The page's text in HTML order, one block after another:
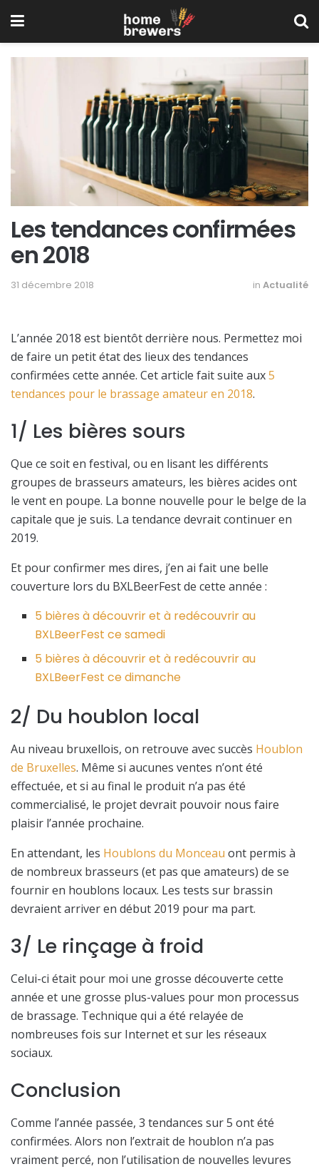
Les tendances confirmées
en 2018
31 décembre 2018 in Actualité
L’année 2018 est bientôt derrière nous. Permettez moi
de faire un petit état des lieux des tendances
confirmées cette année. Cet article fait suite aux5
tendances pour le brassage amateur en 2018.
1/ Les bières sours
Que ce soit en festival, ou en lisant les différents
groupes de brasseurs amateurs, les bières acides ont
le vent en poupe. La bonne nouvelle pour le belge de la
capitale que je suis. La tendance devrait continuer en
2019.
Et pour confirmer mes dires, j’en ai fait une belle
couverture lors du BXLBeerFest de cette année :
5 bières à découvrir et à redécouvrir au
BXLBeerFest ce samedi
5 bières à découvrir et à redécouvrir au
BXLBeerFest ce dimanche
2/ Du houblon local
Au niveau bruxellois, on retrouve avec succès Houblon
de Bruxelles. Même si aucunes ventes n’ont été
effectuée, et si au final le produit n’a pas été
commercialisé, le projet devrait pouvoir nous faire
plaisir l’année prochaine.
En attendant, les Houblons du Monceau ont permis à
de nombreux brasseurs (et pas que amateurs) de se
fournir en houblons locaux. Les tests sur brassin
devraient arriver en début 2019 pour ma part.
3/ Le rinçage à froid
Celui-ci était pour moi une grosse découverte cette
année et une grosse plus-values pour mon processus
de brassage. Technique qui a été relayée de
nombreuses fois sur Internet et sur les réseaux
sociaux.
Conclusion
Comme l’année passée, 3 tendances sur 5 ont été
confirmées. Alors non l’extrait de houblon n’a pas
vraiment percé, non l’utilisation de nouvelles levures